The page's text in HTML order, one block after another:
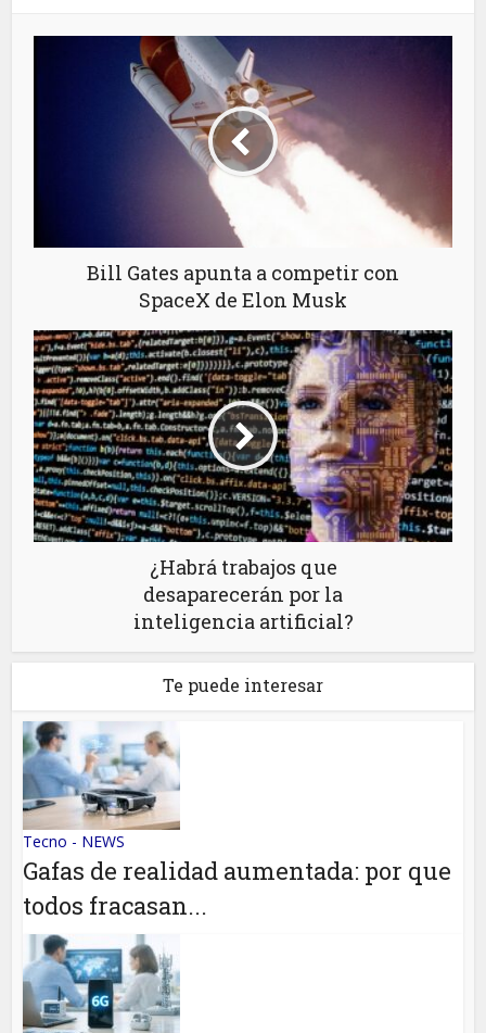
Bill Gates apunta a competir con
SpaceX de Elon Musk
¿Habrá trabajos que
desaparecerán por la
inteligencia artificial?
Te puede interesar
Tecno - NEWS
Gafas de realidad aumentada: por que
todos fracasan...